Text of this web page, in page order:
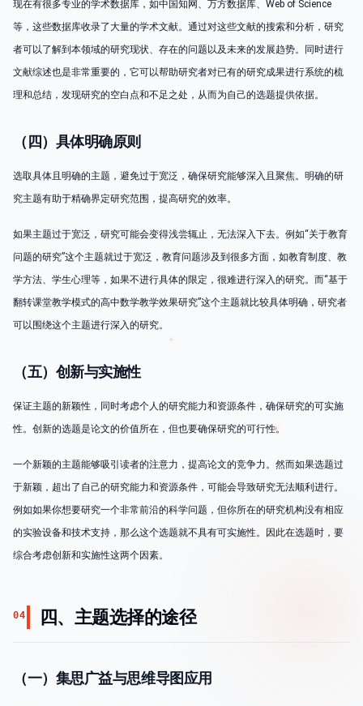
现在有很多专业的学术数据库，如中国知网、万方数据库、Web of Science
等，这些数据库收录了大量的学术文献。通过对这些文献的搜索和分析，研究
者可以了解到本领域的研究现状、存在的问题以及未来的发展趋势。同时进行
文献综述也是非常重要的，它可以帮助研究者对已有的研究成果进行系统的梳
理和总结，发现研究的空白点和不足之处，从而为自己的选题提供依据。
（四）具体明确原则
选取具体且明确的主题，避免过于宽泛，确保研究能够深入且聚焦。明确的研
究主题有助于精确界定研究范围，提高研究的效率。
如果主题过于宽泛，研究可能会变得浅尝辄止，无法深入下去。例如“关于教育
问题的研究”这个主题就过于宽泛，教育问题涉及到很多方面，如教育制度、教
学方法、学生心理等，如果不进行具体的限定，很难进行深入的研究。而“基于
翻转课堂教学模式的高中数学教学效果研究”这个主题就比较具体明确，研究者
可以围绕这个主题进行深入的研究。
（五）创新与实施性
保证主题的新颖性，同时考虑个人的研究能力和资源条件，确保研究的可实施
性。创新的选题是论文的价值所在，但也要确保研究的可行性。
一个新颖的主题能够吸引读者的注意力，提高论文的竞争力。然而如果选题过
于新颖，超出了自己的研究能力和资源条件，可能会导致研究无法顺利进行。
例如如果你想要研究一个非常前沿的科学问题，但你所在的研究机构没有相应
的实验设备和技术支持，那么这个选题就不具有可实施性。因此在选题时，要
综合考虑创新和实施性这两个因素。
04 四、主题选择的途径
（一）集思广益与思维导图应用